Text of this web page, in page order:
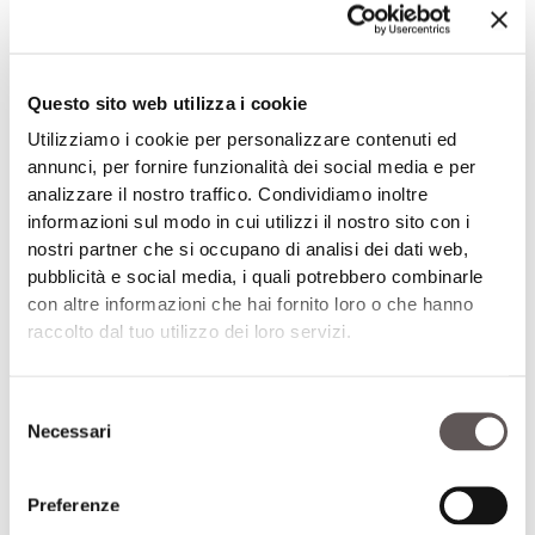
Questo sito web utilizza i cookie
Utilizziamo i cookie per personalizzare contenuti ed
annunci, per fornire funzionalità dei social media e per
analizzare il nostro traffico. Condividiamo inoltre
informazioni sul modo in cui utilizzi il nostro sito con i
nostri partner che si occupano di analisi dei dati web,
pubblicità e social media, i quali potrebbero combinarle
con altre informazioni che hai fornito loro o che hanno
raccolto dal tuo utilizzo dei loro servizi.
delNecessari
Preferenze
aumentare i casi di mastite, alterare i cicli
ruminali. L’utilizzo di particolari ceppi
selezionati per l’applicazione nell’insilato si è
dimostrato in grado di ridurre la presenza di
alcune micotossine post-raccolta (Gallo et al.,
2018).
•Appetibilità. Chi produce insilato lo fa per
alimentare le bovine. Pertanto, l’appetibilità è
studio tedesco (Gerlach et al., 2003) ha
mostrato come ogni grado di temperatura
nell’unifeed maggiore di quello dell’ambiente
circostante esita in una perdita di latte